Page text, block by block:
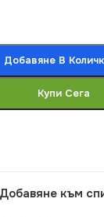
Добавяне В
Купи Сега
Добавяне към